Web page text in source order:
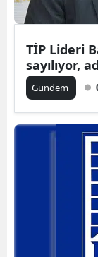
TİP Lideri
sayılıyor,
Gündem